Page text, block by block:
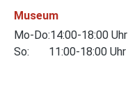
Museum
Mo-Do:14:00-18:00 Uhr
So: 11:00-18:00 Uhr